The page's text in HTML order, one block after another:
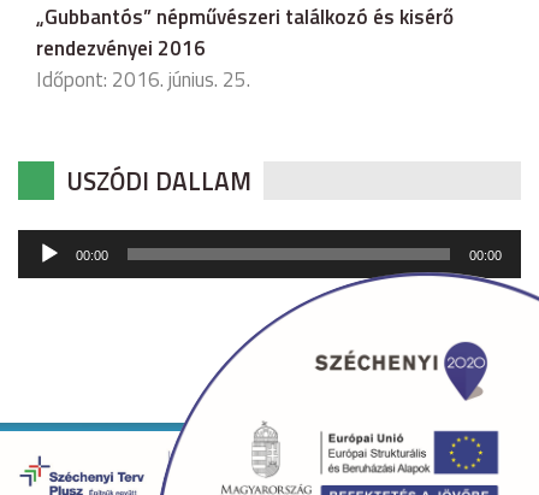
„Gubbantós” népművészeri találkozó és kisérő
rendezvényei 2016
Időpont: 2016. június. 25.
USZÓDI DALLAM
Audió
lejátszó
00:00 00:00
Copyright © 2026 uszod.hu Minden jog fenntartva. •